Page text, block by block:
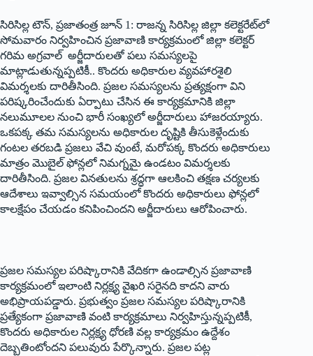
సిరిసిల్ల టౌన్, ప్రజాతంత్ర జూన్ 1: రాజన్న సిరిసిల్ల జిల్లా కలెక్టరేట్‌లో
సోమవారం నిర్వహించిన ప్రజావాణి కార్యక్రమంలో జిల్లా కలెక్టర్
గరిమ అగ్రవాల్ అర్జీదారులతో పలు సమస్యలపై
మాట్లాడుతున్నప్పటికీ.. కొందరు అధికారుల వ్యవహారశైలి
విమర్శలకు దారితీసింది. ప్రజల సమస్యలను ప్రత్యక్షంగా విని
పరిష్కరించేందుకు ఏర్పాటు చేసిన ఈ కార్యక్రమానికి జిల్లా
నలుమూలల నుంచి భారీ సంఖ్యలో అర్జీదారులు హాజరయ్యారు.
ఒక‌ప‌క్క‌ తమ సమస్యలను అధికారుల దృష్టికి తీసుకెళ్లేందుకు
గంటల తరబడి ప్ర‌జ‌లు వేచి వుంటే, మ‌రోప‌క్క కొందరు అధికారులు
మాత్రం మొబైల్ ఫోన్లలో నిమగ్నమై ఉండటం విమ‌ర్శ‌ల‌కు
దారితీసింది. ప్రజల వినతులను శ్రద్ధగా ఆలకించి తక్షణ చర్యలకు
ఆదేశాలు ఇవ్వాల్సిన సమయంలో కొందరు అధికారులు ఫోన్లలో
కాలక్షేపం చేయడం కనిపించిందని అర్జీదారులు ఆరోపించారు.
ప్రజల సమస్యల పరిష్కారానికి వేదికగా ఉండాల్సిన ప్రజావాణి
కార్యక్రమంలో ఇలాంటి నిర్లక్ష్య వైఖరి సరైనది కాదని వారు
అభిప్రాయపడ్డారు. ప్రభుత్వం ప్రజల సమస్యల పరిష్కారానికి
ప్రత్యేకంగా ప్రజావాణి వంటి కార్యక్రమాలు నిర్వహిస్తున్నప్పటికీ,
కొందరు అధికారుల నిర్లక్ష్య ధోరణి వల్ల కార్యక్రమం ఉద్దేశం
దెబ్బతింటోందని పలువురు పేర్కొన్నారు. ప్రజల పట్ల